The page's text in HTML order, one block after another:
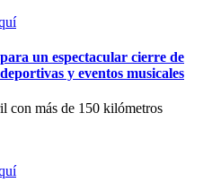
un espectacular cierre de
y eventos musicales